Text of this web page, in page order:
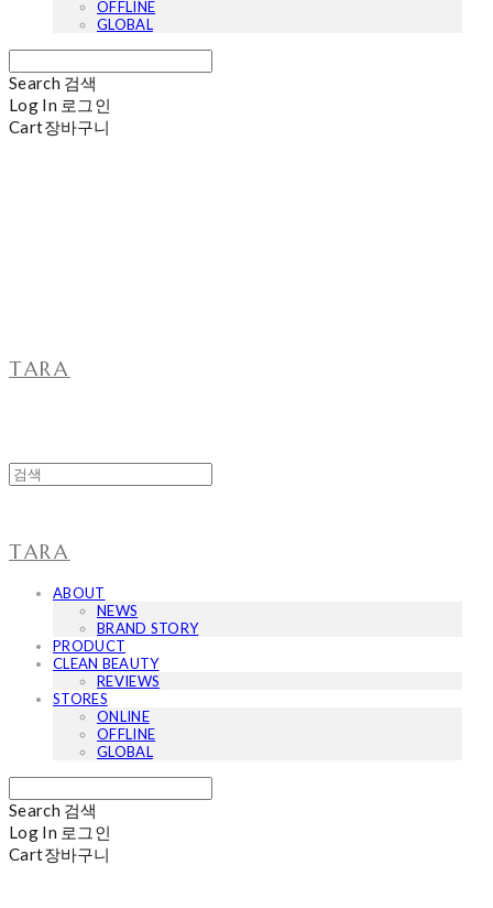
OFFLINE
GLOBAL
Search 검색
Log In 로그인
Cart장바구니
TARA
TARA
ABOUT
NEWS
BRAND STORY
PRODUCT
CLEAN BEAUTY
REVIEWS
STORES
ONLINE
OFFLINE
GLOBAL
Search 검색
Log In 로그인
Cart장바구니